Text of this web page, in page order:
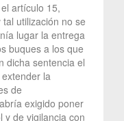
artículo 15,
utilización no se
lugar la entrega
buques a los que
dicha sentencia el
la
de
exigido poner
y de vigilancia con